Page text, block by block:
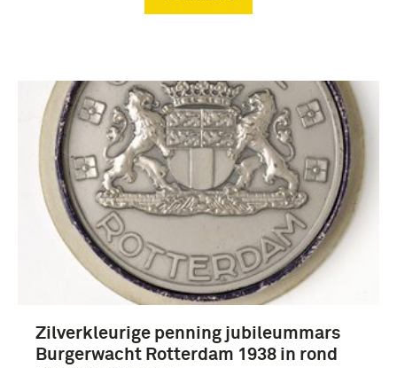
boek (674)
Fotografisch materiaal (185)
lijst (49)
brochure (49)
Meer
Zilverkleurige penning jubileummars
Burgerwacht Rotterdam 1938 in rond